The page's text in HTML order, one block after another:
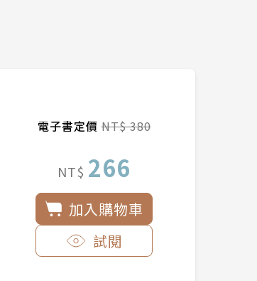
電子書定價NT$ 380
NT$ 266
加入購物車
試閱